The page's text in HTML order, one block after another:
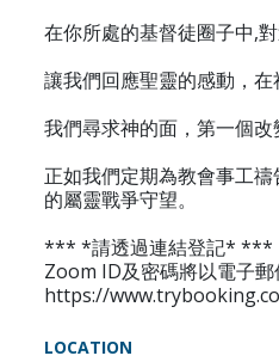
在你所處的基督徒圈子中,
讓我們回應聖靈的感動，
我們尋求神的面，第一個改
正如我們定期為教會事工
的屬靈戰爭守望。
*** *請透過連結登記* ***
Zoom ID及密碼將以電子郵
https://
LOCATION